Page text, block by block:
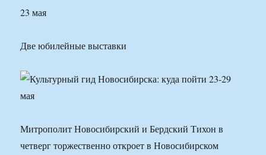
23 мая
Две юбилейные выставки
Митрополит Новосибирский и Бердский Тихон в
четверг торжественно откроет в Новосибирском